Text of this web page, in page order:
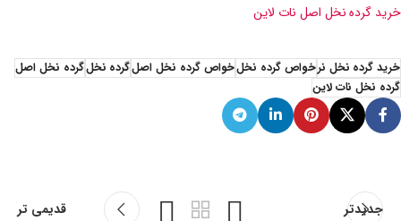
خرید گرده نخل اصل نات لاین
خرید گرده نخل نرخواص گرده نخلخواص گرده نخل اصلگرده نخلگرده نخل اصل
گرده نخل نات لاین
جدیدتر قدیمی تر